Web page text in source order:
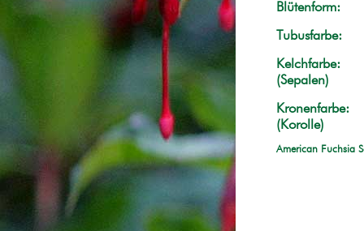
Blütenform:
Tubusfarbe:
Kelchfarbe:
(Sepalen)
Kronenfarbe:
(Korolle)
American Fuchsia